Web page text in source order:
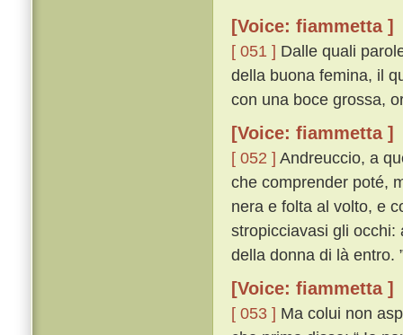
[Voice: fiammetta ]
[ 051 ] Dalle quali
della buona femina, il
con una boce grossa,
[Voice: fiammetta ]
[ 052 ] Andreuccio, a
che comprender poté,
nera e folta al volto, e
stropicciavasi gli occhi:
della donna di là entro.
[Voice: fiammetta ]
[ 053 ] Ma colui non